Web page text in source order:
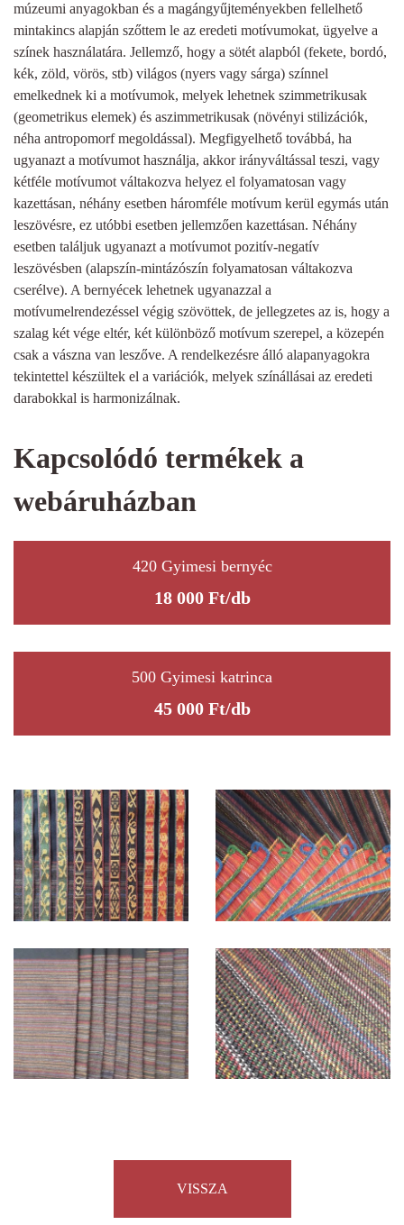
múzeumi anyagokban és a magángyűjteményekben fellelhető
mintakincs alapján szőttem le az eredeti motívumokat, ügyelve a
színek használatára. Jellemző, hogy a sötét alapból (fekete, bordó,
kék, zöld, vörös, stb) világos (nyers vagy sárga) színnel
emelkednek ki a motívumok, melyek lehetnek szimmetrikusak
(geometrikus elemek) és aszimmetrikusak (növényi stilizációk,
néha antropomorf megoldással). Megfigyelhető továbbá, ha
ugyanazt a motívumot használja, akkor irányváltással teszi, vagy
kétféle motívumot váltakozva helyez el folyamatosan vagy
kazettásan, néhány esetben háromféle motívum kerül egymás után
leszövésre, ez utóbbi esetben jellemzően kazettásan. Néhány
esetben találjuk ugyanazt a motívumot pozitív-negatív
leszövésben (alapszín-mintázószín folyamatosan váltakozva
cserélve). A bernyécek lehetnek ugyanazzal a
motívumelrendezéssel végig szövöttek, de jellegzetes az is, hogy a
szalag két vége eltér, két különböző motívum szerepel, a közepén
csak a vászna van leszőve. A rendelkezésre álló alapanyagokra
tekintettel készültek el a variációk, melyek színállásai az eredeti
darabokkal is harmonizálnak.
Kapcsolódó termékek a
webáruházban
420 Gyimesi bernyéc
18 000Ft/db
500 Gyimesi katrinca
45 000Ft/db
VISSZA